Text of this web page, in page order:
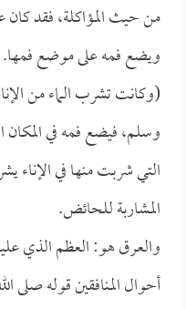
من حيث المؤاكلة، فقد كان
ويضع فمه على موضع فمها.
(وكانت تشرب الماء من
وسلم، فيضع فمه في
التي شربت منها في الإناء
المشاربة للحائض.
والعرق هو: العظم الذي
أحوال المنافقين قوله صلى